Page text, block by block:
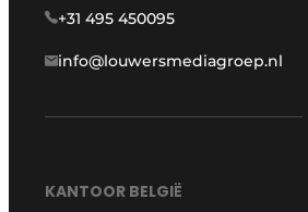
+31 495 450095
info@louwersmediagroep.nl
KANTOOR BELGIË